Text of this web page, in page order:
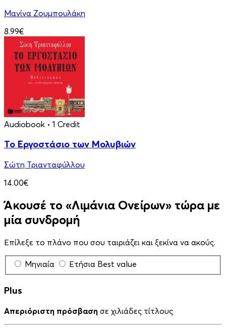
Μανίνα Ζουμπουλάκη
8.99€
Audiobook • 1 Credit
Το Εργοστάσιο των Μολυβιών
Σώτη Τριανταφύλλου
14.00€
Άκουσέ το «Λιμάνια Ονείρων» τώρα με
μία συνδρομή
Επίλεξε το πλάνο που σου ταιριάζει και ξεκίνα να ακούς.
Μηνιαία Ετήσια Best value
Plus
Απεριόριστη πρόσβαση σε χιλιάδες τίτλους